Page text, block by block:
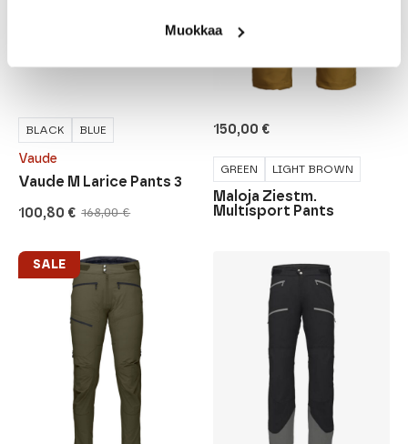
Muokkaa
Vaude
168,00€
Original
was:
168,00 €.
100,80 €
Current
is:
100,80 €.
Vaude M Larice Pants 3
BLACK BLUE 150,00 €
Maloja Ziestm.
Multisport Pants
GREEN LIGHT BROWN
SALE